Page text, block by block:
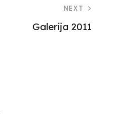
NEXT
Galerija 2011